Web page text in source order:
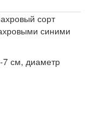
сорт
синими
7 см, диаметр